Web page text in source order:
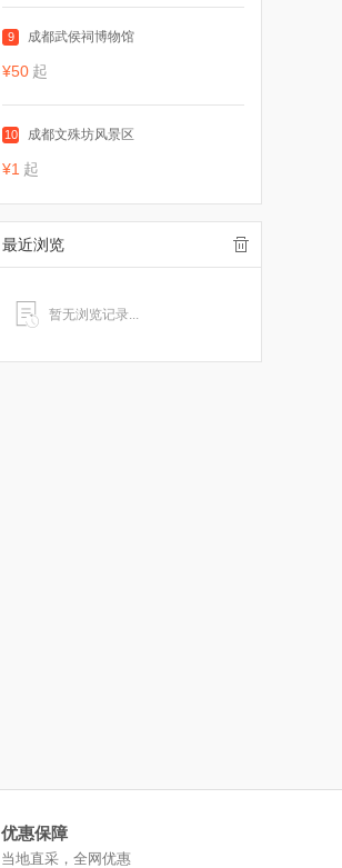
9 成都武侯祠博物馆
¥50 起
10 成都文殊坊风景区
¥1 起
最近浏览
暂无浏览记录...
优惠保障
当地直采，全网优惠